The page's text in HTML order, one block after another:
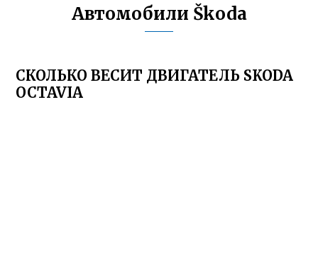
Автомобили Škoda
СКОЛЬКО ВЕСИТ ДВИГАТЕЛЬ SKODA
OCTAVIA